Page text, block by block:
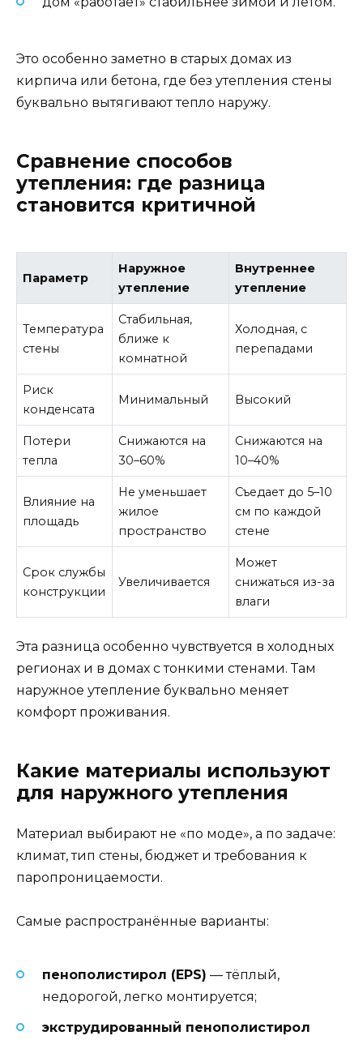
Это особенно заметно в старых домах из
кирпича или бетона, где без утепления стены
буквально вытягивают тепло наружу.
Сравнение способов
утепления: где разница
становится критичной
Параметр
Наружное
утепление
Внутреннее
утепление
Температура
стены
Стабильная,
ближе к
комнатной
Холодная, с
перепадами
Риск
конденсата
Минимальный Высокий
Потери
тепла
Снижаются на
30–60%
Снижаются на
10–40%
Влияние на
площадь
Не уменьшает
жилое
пространство
Съедает до 5–10
см по каждой
стене
Срок службы
конструкции
Увеличивается
Может
снижаться из-за
влаги
Эта разница особенно чувствуется в холодных
регионах и в домах с тонкими стенами. Там
наружное утепление буквально меняет
комфорт проживания.
Какие материалы используют
для наружного утепления
Материал выбирают не «по моде», а по задаче:
климат, тип стены, бюджет и требования к
паропроницаемости.
Самые распространённые варианты:
пенополистирол (EPS) — тёплый,
недорогой, легко монтируется;
экструдированный пенополистирол